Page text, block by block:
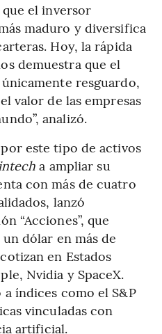
el inversor
maduro y diversifica
Hoy, la rápida
demuestra que el
resguardo,
valor de las empresas
analizó.
este tipo de activos
a ampliar su
con más de cuatro
lanzó
“Acciones”, que
dólar en más de
en Estados
Nvidia y SpaceX.
índices como el S&P
vinculadas con
artificial.